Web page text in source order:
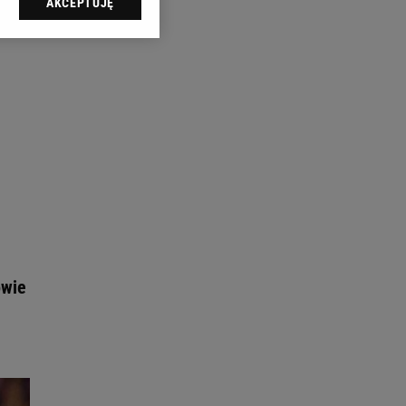
sp. z o.o., jej
swoje preferencje
celów identyfikacji.
reklam i treści,